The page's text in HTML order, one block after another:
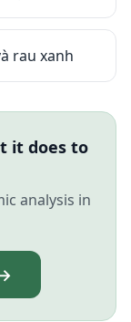
rau xanh
it does to
analysis in